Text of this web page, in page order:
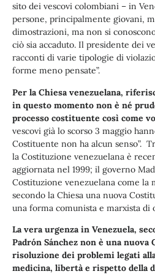
sito dei vescovi colombiani – in
persone, principalmente giovani,
dimostrazioni, ma non si
ciò sia accaduto. Il presidente dei
racconti di varie tipologie di
forme meno pensate”.
Per la Chiesa venezuelana,
in questo momento non è né
processo costituente così come
vescovi già lo scorso 3 maggio
Costituente non ha alcun senso”.
la Costituzione venezuelana è
aggiornata nel 1999; il governo
Costituzione venezuelana come
secondo la Chiesa una nuova
una forma comunista e marxista di
La vera urgenza in Venezuela,
Padrón Sánchez non è una nuova
risoluzione dei problemi legati
medicina, libertà e rispetto della